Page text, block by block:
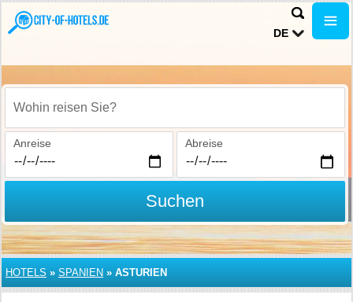
DE
Wohin reisen Sie?
Anreise Abreise
Suchen
HOTELS » SPANIEN » ASTURIEN